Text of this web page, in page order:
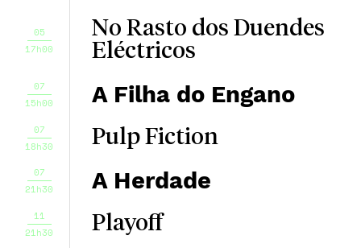
05
17h00
No Rasto dos Duendes
Eléctricos
07
15h00
A Filha do Engano
07
18h30
Pulp Fiction
07
21h30
A Herdade
11
21h30
Playoff